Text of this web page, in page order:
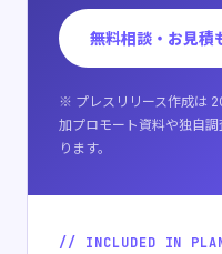
無料相談・お見積
※ プレスリリース作成は
加プロモート資料や独自
ります。
// INCLUDED IN